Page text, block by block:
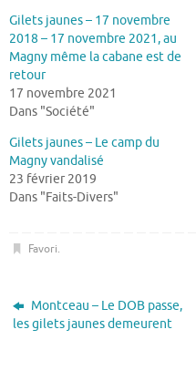
Gilets jaunes – 17 novembre
2018 – 17 novembre 2021, au
Magny même la cabane est de
retour
17 novembre 2021
Dans "Société"
Gilets jaunes – Le camp du
Magny vandalisé
23 février 2019
Dans "Faits-Divers"
Favori.
Montceau – Le DOB passe,
les gilets jaunes demeurent